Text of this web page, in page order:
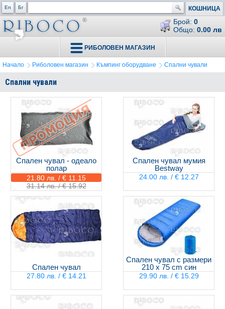
En Бг КОШНИЦА
Брой: 0
Общо: 0.00 лв
РИБОЛОВЕН МАГАЗИН
Начало Риболовен магазин Къмпинг оборудване Спални чували
Спални чували
Спален чувал - одеало
полар
21.80 лв. / € 11.15
31.14 лв. / € 15.92
Спален чувал мумия
Bestway
24.00 лв. / € 12.27
Спален чувал
27.80 лв. / € 14.21
Спален чувал с размери
210 x 75 cm син
29.90 лв. / € 15.29